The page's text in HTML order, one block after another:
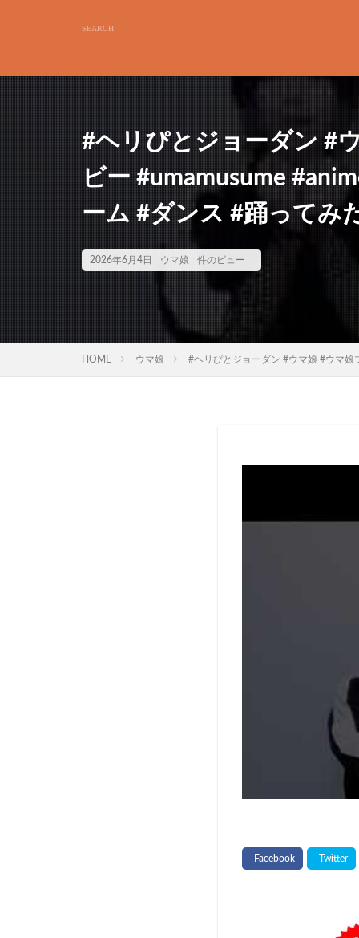
#ヘリぴとジョーダン #
ビー #umamusume
ーム #ダンス #踊ってみ
2026年6月4日 ウマ娘 件のビュー
HOME ウマ娘 #ヘリぴとジョーダン #ウマ娘 #ウマ娘